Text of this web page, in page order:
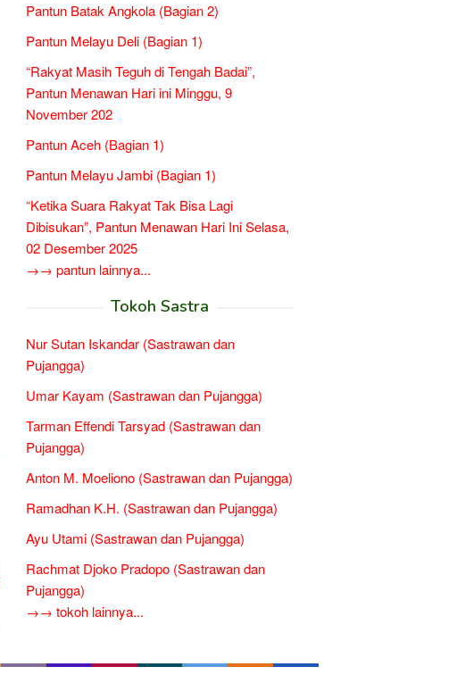
Pantun Batak Angkola (Bagian 2)
Pantun Melayu Deli (Bagian 1)
“Rakyat Masih Teguh di Tengah Badai”,
Pantun Menawan Hari ini Minggu, 9
November 202
Pantun Aceh (Bagian 1)
Pantun Melayu Jambi (Bagian 1)
“Ketika Suara Rakyat Tak Bisa Lagi
Dibisukan”, Pantun Menawan Hari Ini Selasa,
02 Desember 2025
→→ pantun lainnya...
Tokoh Sastra
Nur Sutan Iskandar (Sastrawan dan
Pujangga)
Umar Kayam (Sastrawan dan Pujangga)
Tarman Effendi Tarsyad (Sastrawan dan
Pujangga)
Anton M. Moeliono (Sastrawan dan Pujangga)
Ramadhan K.H. (Sastrawan dan Pujangga)
Ayu Utami (Sastrawan dan Pujangga)
Rachmat Djoko Pradopo (Sastrawan dan
Pujangga)
→→ tokoh lainnya...